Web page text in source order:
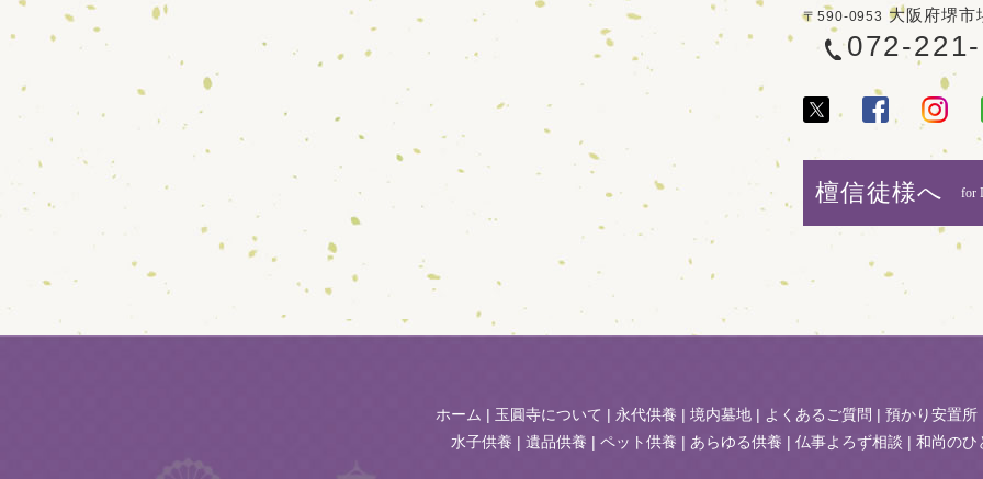
〒590-0953 大阪府堺市
072-
檀信徒様へ for
ホーム | 玉圓寺について | 永代供養 | 境内墓地 | よくあるご質問 | 預かり安置所
水子供養 | 遺品供養 | ペット供養 | あらゆる供養 | 仏事よろず相談 | 和尚のひ